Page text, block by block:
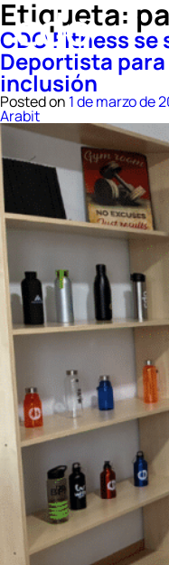
Etiqueta:
CDO Fitness
Deportista
inclusión
Posted on 1 de marzo de
Arabit